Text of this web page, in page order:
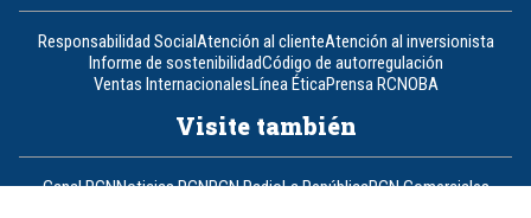
Responsabilidad SocialAtención al clienteAtención al inversionista
Informe de sostenibilidadCódigo de autorregulación
Ventas InternacionalesLínea ÉticaPrensa RCNOBA
Visite también
Canal RCNNoticias RCNRCN RadioLa RepúblicaRCN Comerciales